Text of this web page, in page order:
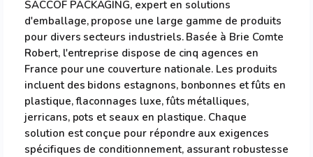
SACCOF PACKAGING, expert en solutions
d'emballage, propose une large gamme de produits
pour divers secteurs industriels. Basée à Brie Comte
Robert, l'entreprise dispose de cinq agences en
France pour une couverture nationale. Les produits
incluent des bidons estagnons, bonbonnes et fûts en
plastique, flaconnages luxe, fûts métalliques,
jerricans, pots et seaux en plastique. Chaque
solution est conçue pour répondre aux exigences
spécifiques de conditionnement, assurant robustesse